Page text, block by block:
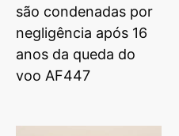
são condenadas por
negligência após 16
anos da queda do
voo AF447